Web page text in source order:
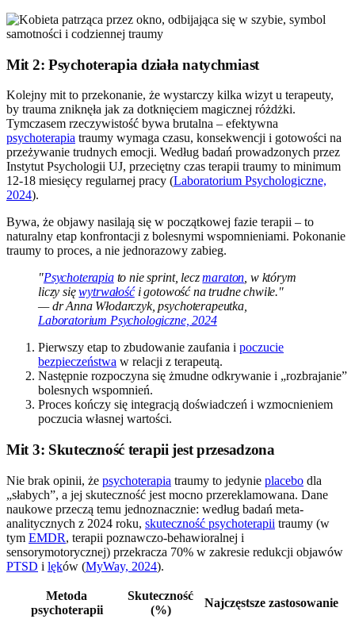
Mit 2: Psychoterapia działa natychmiast
Kolejny mit to przekonanie, że wystarczy kilka wizyt u terapeuty,
by trauma zniknęła jak za dotknięciem magicznej różdżki.
Tymczasem rzeczywistość bywa brutalna – efektywna
psychoterapia traumy wymaga czasu, konsekwencji i gotowości na
przeżywanie trudnych emocji. Według badań prowadzonych przez
Instytut Psychologii UJ, przeciętny czas terapii traumy to minimum
12-18 miesięcy regularnej pracy (Laboratorium Psychologiczne,
2024).
Bywa, że objawy nasilają się w początkowej fazie terapii – to
naturalny etap konfrontacji z bolesnymi wspomnieniami. Pokonanie
traumy to proces, a nie jednorazowy zabieg.
"Psychoterapiato nie sprint, leczmaraton , w którym
liczy sięwytrwałośći gotowość na trudne chwile."
— dr Anna Włodarczyk, psychoterapeutka,
Laboratorium Psychologiczne, 2024
Pierwszy etap to zbudowanie zaufania i poczucie
bezpieczeństwa w relacji z terapeutą.
Następnie rozpoczyna się żmudne odkrywanie i „rozbrajanie”
bolesnych wspomnień.
Proces kończy się integracją doświadczeń i wzmocnieniem
poczucia własnej wartości.
Mit 3: Skuteczność terapii jest przesadzona
Nie brak opinii, że psychoterapia traumy to jedynie placebo dla
„słabych”, a jej skuteczność jest mocno przereklamowana. Dane
naukowe przeczą temu jednoznacznie: według badań meta-
analitycznych z 2024 roku, skuteczność psychoterapii traumy (w
tym EMDR, terapii poznawczo-behawioralnej i
sensorymotorycznej) przekracza 70% w zakresie redukcji objawów
PTSD i lęków (MyWay, 2024).
Metoda
psychoterapii
Skuteczność
(%)
Najczęstsze zastosowanie